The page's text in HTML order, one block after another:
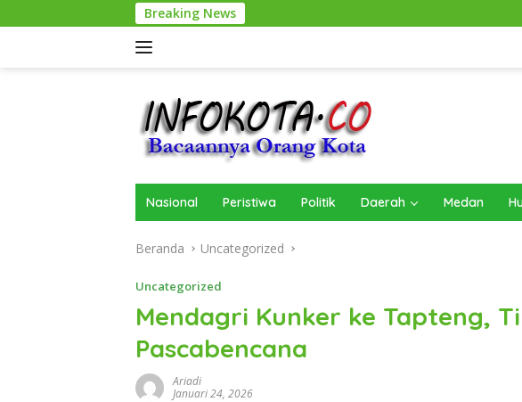
ke
Breaking News Serapan
Nasional Peristiwa Politik Daerah Medan
Beranda Uncategorized
Uncategorized
Mendagri Kunker ke Tapteng,
Pascabencana
Ariadi
Januari 24, 2026